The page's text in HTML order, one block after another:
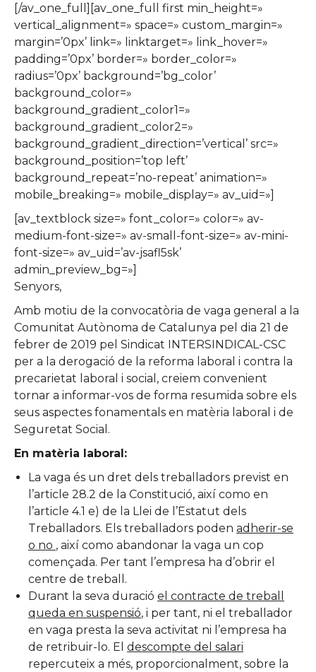
[/av_one_full][av_one_full first min_height=»
vertical_alignment=» space=» custom_margin=»
margin=’0px’ link=» linktarget=» link_hover=»
padding=’0px’ border=» border_color=»
radius=’0px’ background=’bg_color’
background_color=»
background_gradient_color1=»
background_gradient_color2=»
background_gradient_direction=’vertical’ src=»
background_position=’top left’
background_repeat=’no-repeat’ animation=»
mobile_breaking=» mobile_display=» av_uid=»]
[av_textblock size=» font_color=» color=» av-
medium-font-size=» av-small-font-size=» av-mini-
font-size=» av_uid=’av-jsafl5sk’
admin_preview_bg=»]
Senyors,
Amb motiu de la convocatòria de vaga general a la
Comunitat Autònoma de Catalunya pel dia 21 de
febrer de 2019 pel Sindicat INTERSINDICAL-CSC
per a la derogació de la reforma laboral i contra la
precarietat laboral i social, creiem convenient
tornar a informar-vos de forma resumida sobre els
seus aspectes fonamentals en matèria laboral i de
Seguretat Social.
En matèria laboral:
La vaga és un dret dels treballadors previst en
l’article 28.2 de la Constitució, així como en
l’article 4.1 e) de la Llei de l’Estatut dels
Treballadors. Els treballadors poden adherir-se
o no , així como abandonar la vaga un cop
començada. Per tant l’empresa ha d’obrir el
centre de treball.
Durant la seva duració el contracte de treball
queda en suspensió, i per tant, ni el treballador
en vaga presta la seva activitat ni l’empresa ha
de retribuir-lo. El descompte del salari
repercuteix a més, proporcionalment, sobre la